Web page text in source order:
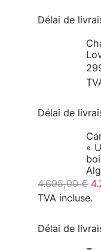
Délai de
Délai de
«
4.695,00€ Le
TVA incluse.
Délai de